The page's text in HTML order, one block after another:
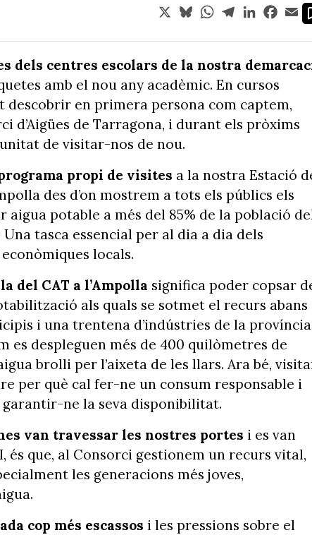
X BlueskyWhatsApp
TelegramLinkedIn
dels centres escolars de la nostra
amb el nou any acadèmic. En cursos
descobrir en primera persona com captem,
de Tarragona, i durant els pròxims
de visitar-nos de nou.
propi de visites a la nostra Estació
des d’on mostrem a tots els públics els
potable a més del 85% de la població
tasca essencial per al dia a dia dels
locals.
del CAT a l’Ampolla significa poder copsar
als quals se sotmet el recurs abans
i una trentena d’indústries de la
despleguen més de 400 quilòmetres de
brolli per l’aixeta de les llars. Ara bé,
per què cal fer-ne un consum responsable i
ne la seva disponibilitat.
van travessar les nostres portes i es van
és que, al Consorci gestionem un recurs vital,
les generacions més joves,
cop més escassos i les pressions sobre el